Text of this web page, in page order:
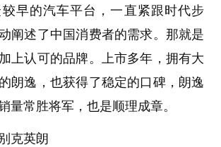
早的汽车平台，一直紧跟时代步
阐述了中国消费者的需求。那就是
上认可的品牌。上市多年，拥有大
朗逸，也获得了稳定的口碑，朗逸
量常胜将军，也是顺理成章。
克英朗